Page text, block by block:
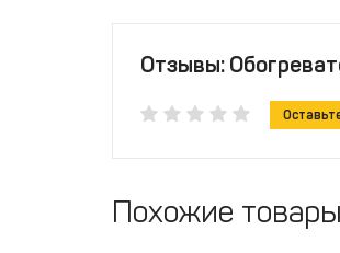
Отзывы:
Похожие товары